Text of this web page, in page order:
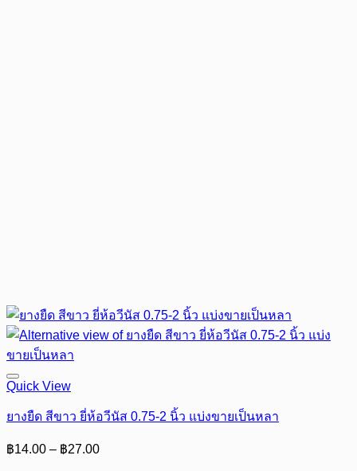
Quick View
ยางยืด สีขาว ยี่ห้อวีนัส 0.75-2 นิ้ว แบ่งขายเป็นหลา
฿14.00 – ฿27.00Price